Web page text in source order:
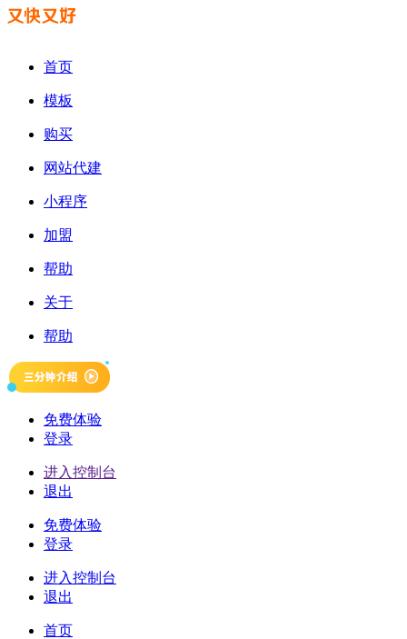
首页
模板
购买
网站代建
小程序
加盟
帮助
关于
帮助
免费体验
登录
进入控制台
退出
免费体验
登录
进入控制台
退出
首页